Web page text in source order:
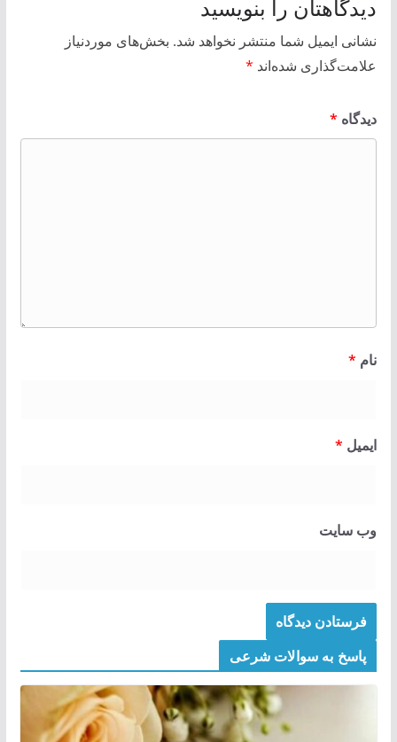
دیدگاهتان را بنویسید
نشانی ایمیل شما منتشر نخواهد شد. بخش‌های موردنیاز
علامت‌گذاری شده‌اند *
دیدگاه *
نام *
ایمیل *
وب‌ سایت
پاسخ به سوالات شرعی